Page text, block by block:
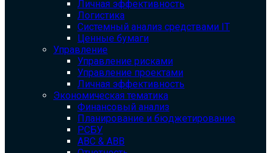
Личная эффективность
Логистика
Системный анализ средствами IT
Ценные бумаги
Управление
Управление рисками
Управление проектами
Личная эффективность
Экономическая тематика
Финансовый анализ
Планирование и бюджетирование
РСБУ
ABC & ABB